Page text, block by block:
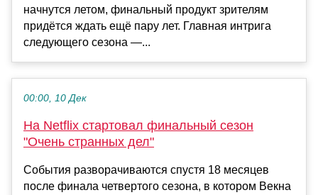
начнутся летом, финальный продукт зрителям
придётся ждать ещё пару лет. Главная интрига
следующего сезона —...
00:00, 10 Дек
На Netflix стартовал финальный сезон
"Очень странных дел"
События разворачиваются спустя 18 месяцев
после финала четвертого сезона, в котором Векна